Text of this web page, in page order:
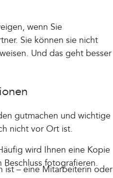
wenn Sie
Sie können sie nicht
Und das geht besser
gutmachen und wichtige
nicht vor Ort ist.
wird Ihnen eine Kopie
fotografieren.
ist – eine Mitarbeiterin oder